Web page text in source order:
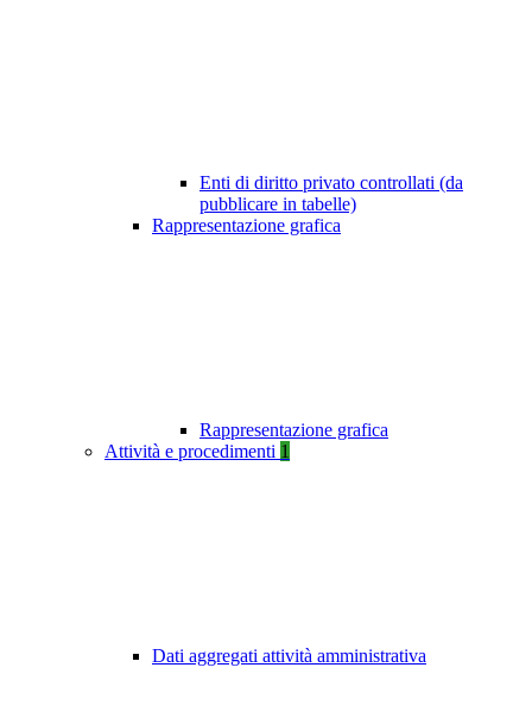
Enti di diritto privato controllati (da
pubblicare in tabelle)
Rappresentazione grafica
Rappresentazione grafica
Attività e procedimenti 1
Dati aggregati attività amministrativa